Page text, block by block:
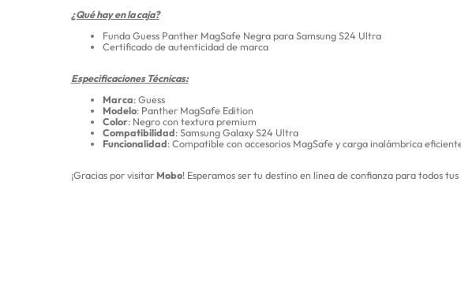
¿Qué hay en la caja?
Funda Guess Panther MagSafe Negra para Samsung S24 Ultra
Certificado de autenticidad de marca
Especificaciones Técnicas:
Marca: Guess
Modelo: Panther MagSafe Edition
Color: Negro con textura premium
Compatibilidad: Samsung Galaxy S24 Ultra
Funcionalidad: Compatible con accesorios MagSafe y carga inalámbrica
¡Gracias por visitar Mobo! Esperamos ser tu destino en línea de confianza para todos